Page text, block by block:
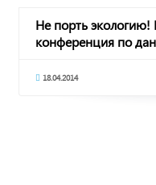
Не порть экологию!
конференция по
18.04.2014